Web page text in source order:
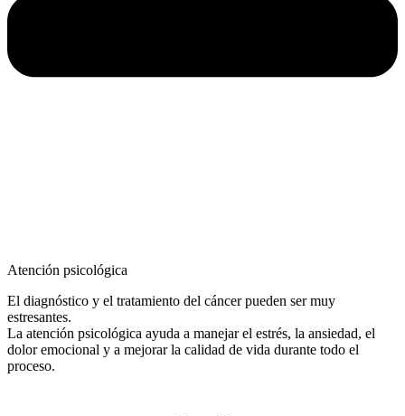
Atención psicológica
El diagnóstico y el tratamiento del cáncer pueden ser muy
estresantes.
La atención psicológica ayuda a manejar el estrés, la ansiedad, el
dolor emocional y a mejorar la calidad de vida durante todo el
proceso.